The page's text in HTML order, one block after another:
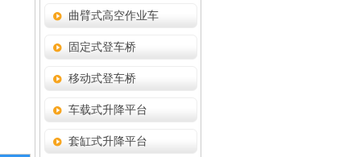
曲臂式高空作业车
固定式登车桥
移动式登车桥
车载式升降平台
套缸式升降平台